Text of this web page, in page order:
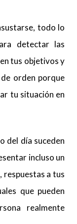
todo lo
detectar las
tus objetivos y
orden porque
tu situación en
del día suceden
incluso un
respuestas a tus
que pueden
realmente